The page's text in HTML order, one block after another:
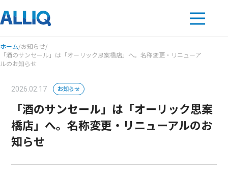
ホーム/お知らせ/
「酒のサンセール」は「オーリック思案橋店」へ。名称変更・リニューア
ルのお知らせ
2026.02.17 お知らせ
「酒のサンセール」は「オーリック思案
橋店」へ。名称変更・リニューアルのお
知らせ